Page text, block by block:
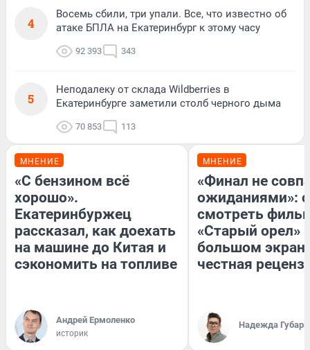
4
Восемь сбили, три упали. Все, что известно об
атаке БПЛА на Екатеринбург к этому часу
92 393 343
5
Неподалеку от склада Wildberries в
Екатеринбурге заметили столб черного дыма
70 853 113
МНЕНИЕ
«С бензином всё
хорошо».
Екатеринбуржец
рассказал, как доехать
на машине до Китая и
сэкономить на топливе
Андрей Ермоленко
историк
МНЕНИЕ
«Финал не
ожиданиями»:
смотреть
«Старый орел»
большом
честная
Надежда Губарь